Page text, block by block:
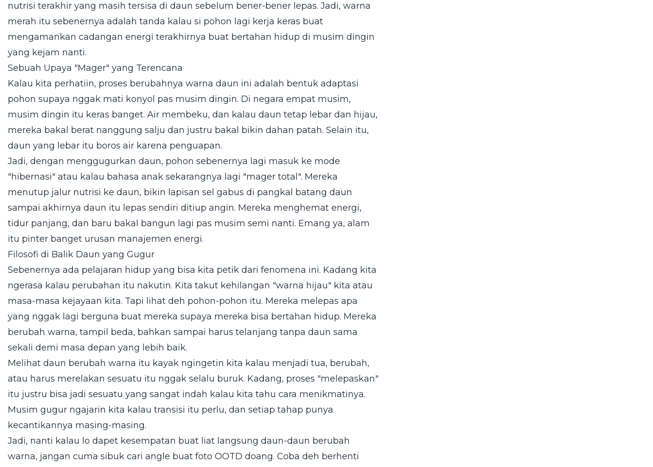
nutrisi terakhir yang masih tersisa di daun sebelum bener-bener lepas. Jadi, warna
merah itu sebenernya adalah tanda kalau si pohon lagi kerja keras buat
mengamankan cadangan energi terakhirnya buat bertahan hidup di musim dingin
yang kejam nanti.
Sebuah Upaya "Mager" yang Terencana
Kalau kita perhatiin, proses berubahnya warna daun ini adalah bentuk adaptasi
pohon supaya nggak mati konyol pas musim dingin. Di negara empat musim,
musim dingin itu keras banget. Air membeku, dan kalau daun tetap lebar dan hijau,
mereka bakal berat nanggung salju dan justru bakal bikin dahan patah. Selain itu,
daun yang lebar itu boros air karena penguapan.
Jadi, dengan menggugurkan daun, pohon sebenernya lagi masuk ke mode
"hibernasi" atau kalau bahasa anak sekarangnya lagi "mager total". Mereka
menutup jalur nutrisi ke daun, bikin lapisan sel gabus di pangkal batang daun
sampai akhirnya daun itu lepas sendiri ditiup angin. Mereka menghemat energi,
tidur panjang, dan baru bakal bangun lagi pas musim semi nanti. Emang ya, alam
itu pinter banget urusan manajemen energi.
Filosofi di Balik Daun yang Gugur
Sebenernya ada pelajaran hidup yang bisa kita petik dari fenomena ini. Kadang kita
ngerasa kalau perubahan itu nakutin. Kita takut kehilangan "warna hijau" kita atau
masa-masa kejayaan kita. Tapi lihat deh pohon-pohon itu. Mereka melepas apa
yang nggak lagi berguna buat mereka supaya mereka bisa bertahan hidup. Mereka
berubah warna, tampil beda, bahkan sampai harus telanjang tanpa daun sama
sekali demi masa depan yang lebih baik.
Melihat daun berubah warna itu kayak ngingetin kita kalau menjadi tua, berubah,
atau harus merelakan sesuatu itu nggak selalu buruk. Kadang, proses "melepaskan"
itu justru bisa jadi sesuatu yang sangat indah kalau kita tahu cara menikmatinya.
Musim gugur ngajarin kita kalau transisi itu perlu, dan setiap tahap punya
kecantikannya masing-masing.
Jadi, nanti kalau lo dapet kesempatan buat liat langsung daun-daun berubah
warna, jangan cuma sibuk cari angle buat foto OOTD doang. Coba deh berhenti